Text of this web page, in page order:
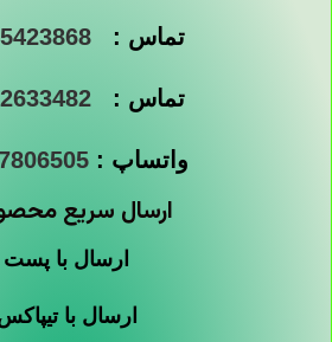
تماس :
تماس :
واتساپ :
ارسال سریع
ارسال با پست
ارسال با